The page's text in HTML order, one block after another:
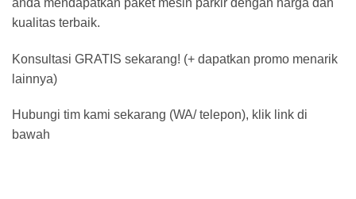
kualitas terbaik.
Konsultasi GRATIS sekarang! (+ dapatkan promo menarik
lainnya)
Hubungi tim kami sekarang (WA/ telepon), klik link di
bawah